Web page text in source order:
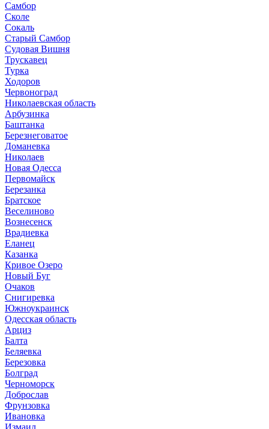
Самбор
Сколе
Сокаль
Старый Самбор
Судовая Вишня
Трускавец
Турка
Ходоров
Червоноград
Николаевская область
Арбузинка
Баштанка
Березнеговатое
Доманевка
Николаев
Новая Одесса
Первомайск
Березанка
Братское
Веселиново
Вознесенск
Врадиевка
Еланец
Казанка
Кривое Озеро
Новый Буг
Очаков
Снигиревка
Южноукраинск
Одесская область
Арциз
Балта
Беляевка
Березовка
Болград
Черноморск
Доброслав
Фрунзовка
Ивановка
Измаил